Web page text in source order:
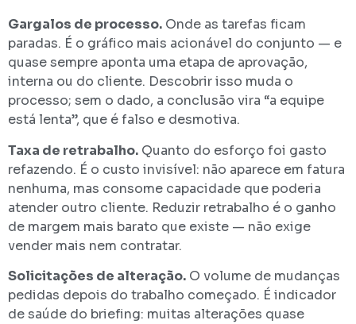
Gargalos de processo. Onde as tarefas ficam
paradas. É o gráfico mais acionável do conjunto — e
quase sempre aponta uma etapa de aprovação,
interna ou do cliente. Descobrir isso muda o
processo; sem o dado, a conclusão vira “a equipe
está lenta”, que é falso e desmotiva.
Taxa de retrabalho. Quanto do esforço foi gasto
refazendo. É o custo invisível: não aparece em fatura
nenhuma, mas consome capacidade que poderia
atender outro cliente. Reduzir retrabalho é o ganho
de margem mais barato que existe — não exige
vender mais nem contratar.
Solicitações de alteração. O volume de mudanças
pedidas depois do trabalho começado. É indicador
de saúde do briefing: muitas alterações quase